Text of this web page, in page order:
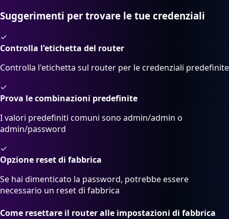
Suggerimenti per trovare le tue credenziali
✓
Controlla l'etichetta del router
Controlla l'etichetta sul router per le credenziali predefinite
✓
Prova le combinazioni predefinite
I valori predefiniti comuni sono admin/admin o
admin/password
✓
Opzione reset di fabbrica
Se hai dimenticato la password, potrebbe essere
necessario un reset di fabbrica
Come resettare il router alle impostazioni di fabbrica